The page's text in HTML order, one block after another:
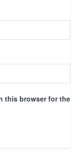
this browser for the